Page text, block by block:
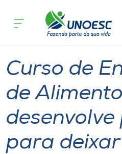
Cursos
Pesquisa
Atendimento ao Estudante
Portal de Ensino
acontece
macio
Curso de
de
desenvolve
para